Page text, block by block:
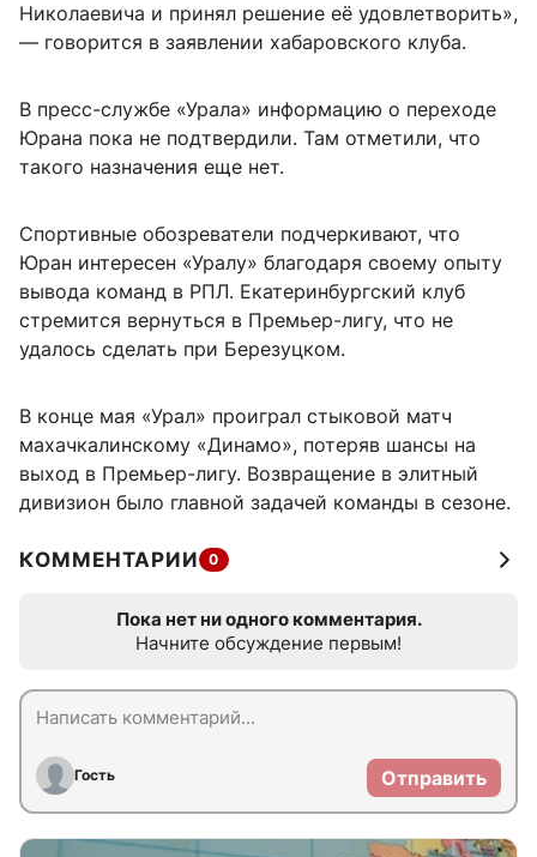
Николаевича и принял решение её удовлетворить»,
— говорится в заявлении хабаровского клуба.
В пресс-службе «Урала» информацию о переходе
Юрана пока не подтвердили. Там отметили, что
такого назначения еще нет.
Спортивные обозреватели подчеркивают, что
Юран интересен «Уралу» благодаря своему опыту
вывода команд в РПЛ. Екатеринбургский клуб
стремится вернуться в Премьер-лигу, что не
удалось сделать при Березуцком.
В конце мая «Урал» проиграл стыковой матч
махачкалинскому «Динамо», потеряв шансы на
выход в Премьер-лигу. Возвращение в элитный
дивизион было главной задачей команды в сезоне.
КОММЕНТАРИИ 0
Пока нет ни одного комментария.
Начните обсуждение первым!
Гость Отправить